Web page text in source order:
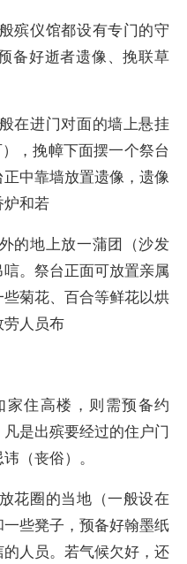
殡仪馆都设有专门的守
备好逝者遗像、挽联草
在进门对面的墙上悬挂
，挽幛下面摆一个祭台
正中靠墙放置遗像，遗像
炉和若
的地上放一蒲团（沙发
。祭台正面可放置亲属
菊花、百合等鲜花以烘
人员布
住高楼，则需预备约
是出殡要经过的住户门
（丧俗）。
花圈的当地（一般设在
些凳子，预备好翰墨纸
人员。若气候欠好，还